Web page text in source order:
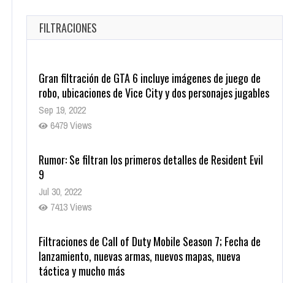
Oct 17, 2025
1431 Views
FILTRACIONES
Gran filtración de GTA 6 incluye imágenes de juego de
robo, ubicaciones de Vice City y dos personajes jugables
Sep 19, 2022
6479 Views
Rumor: Se filtran los primeros detalles de Resident Evil
9
Jul 30, 2022
7413 Views
Filtraciones de Call of Duty Mobile Season 7; Fecha de
lanzamiento, nuevas armas, nuevos mapas, nueva
táctica y mucho más